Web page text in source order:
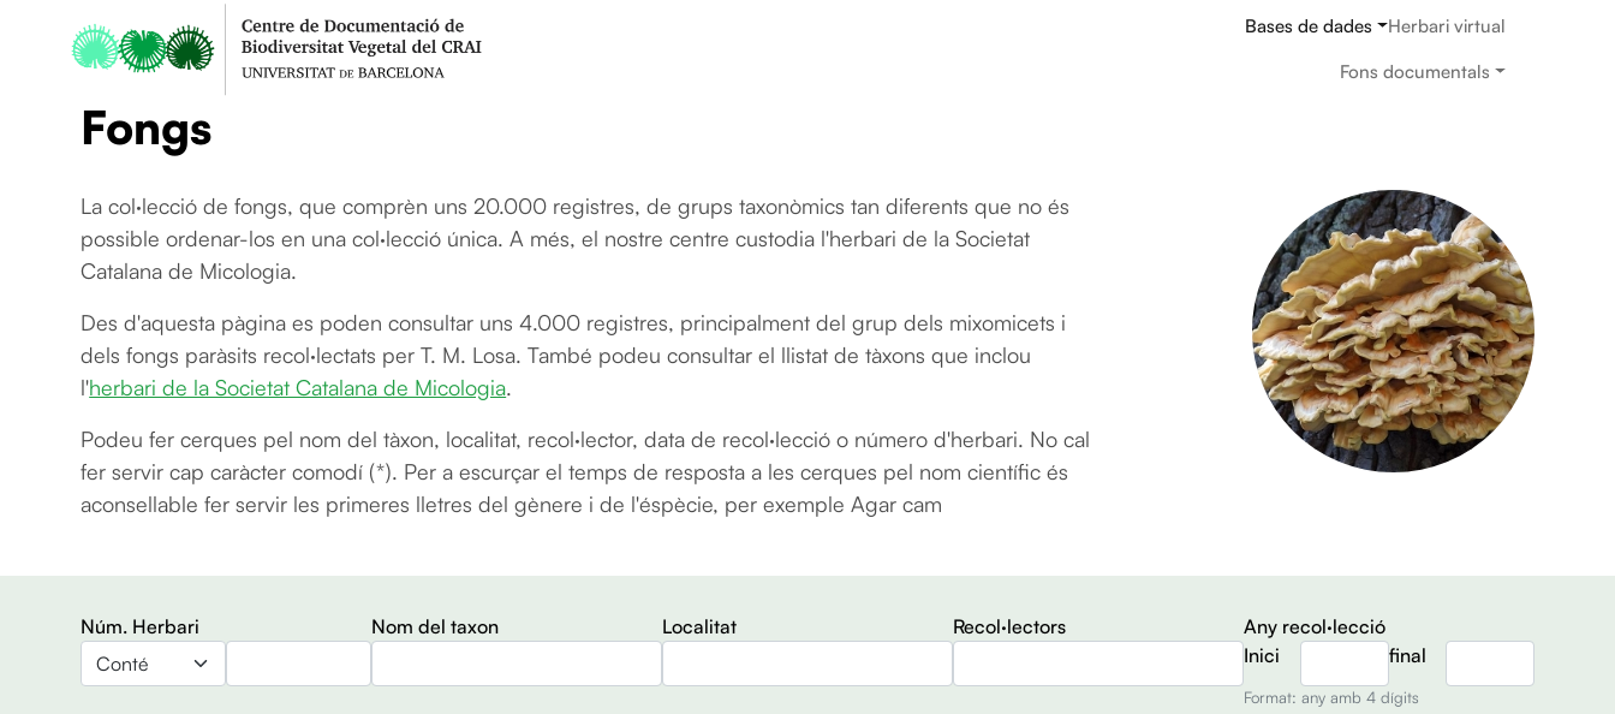
Navegació principal
Bases de dades
Herbari virtual
Fons documentals
Fongs
La col·lecció de fongs, que comprèn uns 20.000 registres, de grups taxonòmics tan diferents que no és
possible ordenar-los en una col·lecció única. A més, el nostre centre custodia l'herbari de la Societat
Catalana de Micologia.
Des d'aquesta pàgina es poden consultar uns 4.000 registres, principalment del grup dels mixomicets i
dels fongs paràsits recol·lectats per T. M. Losa. També podeu consultar el llistat de tàxons que inclou
l'herbari de la Societat Catalana de Micologia.
Podeu fer cerques pel nom del tàxon, localitat, recol·lector, data de recol·lecció o número d'herbari. No cal
fer servir cap caràcter comodí (*). Per a escurçar el temps de resposta a les cerques pel nom científic és
aconsellable fer servir les primeres lletres del gènere i de l'éspècie, per exemple Agar cam
Núm. Herbari
Operador
Nom del taxon Localitat Recol·lectors
Any recol·lecció
Inici
final
Format: any amb 4 dígits